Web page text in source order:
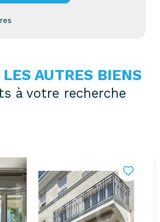
AUTRES BIENS
à votre recherche